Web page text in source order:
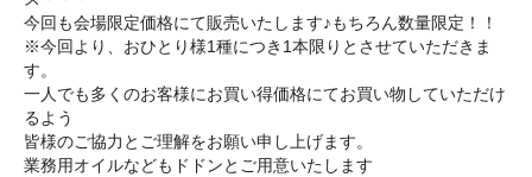
今回も会場限定価格にて販売いたします♪もちろん数量限定！！
※今回より、 おひとり様1種につき1本限りとさせていただきま
す。
一人でも多くのお客様にお買い得価格にてお買い物していただけ
る よう
皆様のご協力とご理解をお願い申し上げます。
業務用オイルなどもドドンとご用意いたします